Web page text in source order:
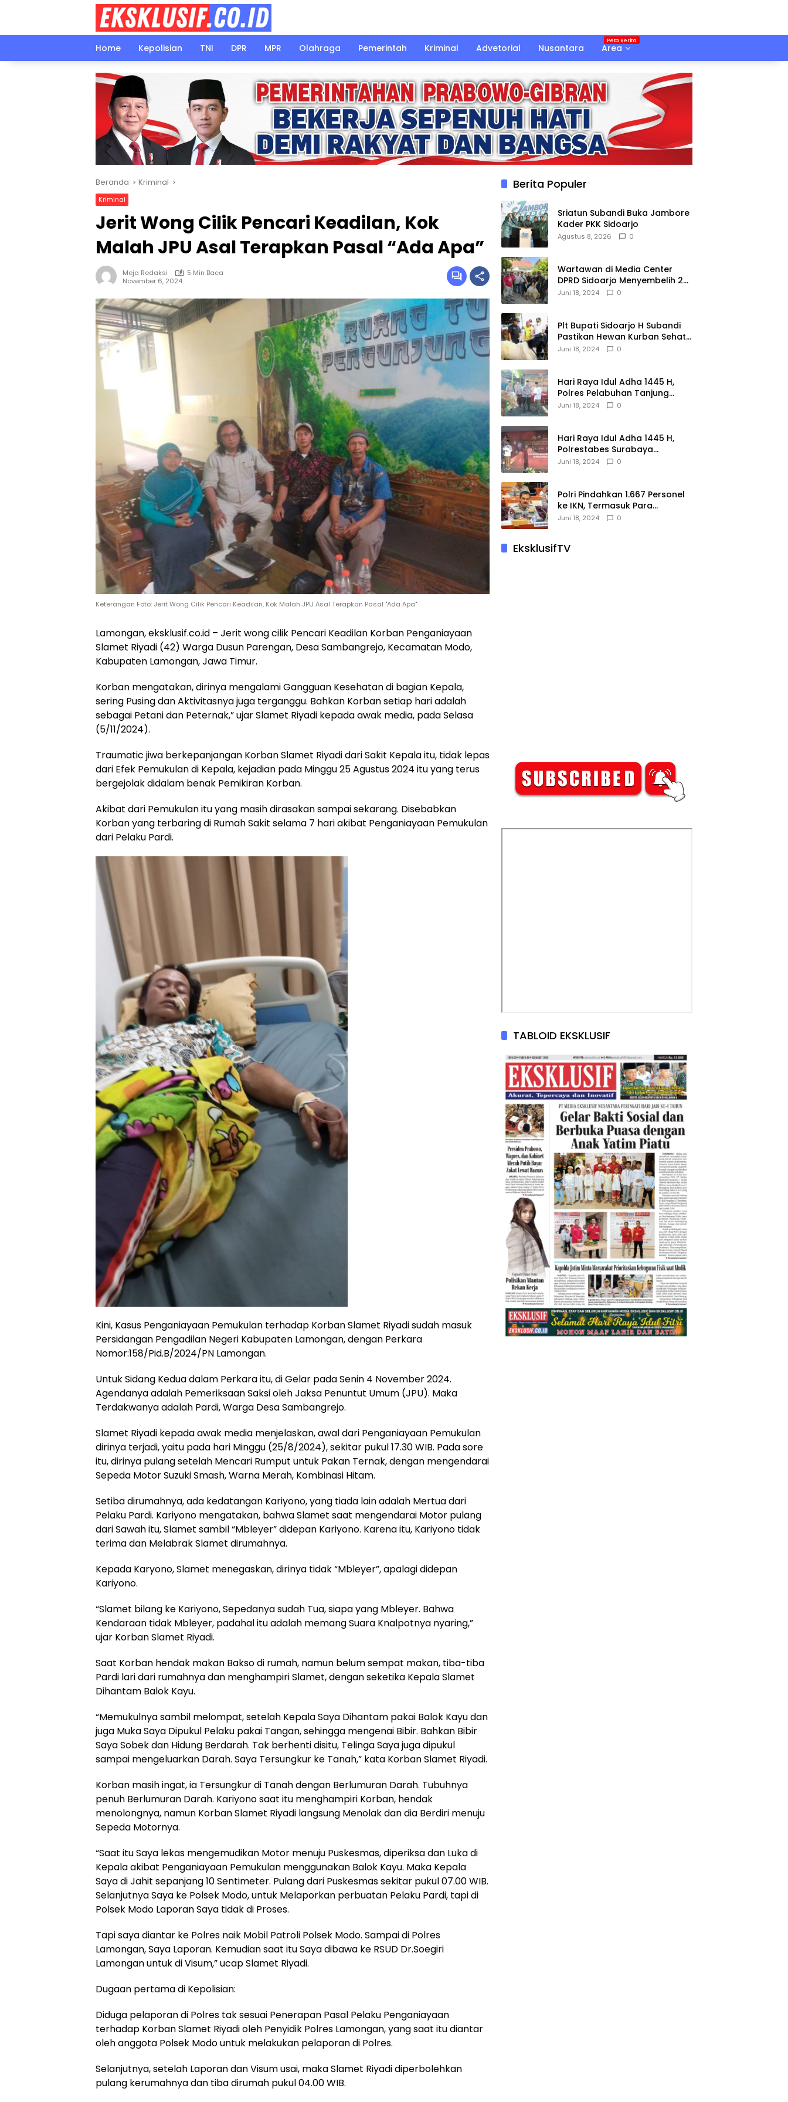
Home
Kepolisian TNI DPR MPR Olahraga Pemerintah Kriminal Advetorial Nusantara Area
Beranda Kriminal
Kriminal
Jerit Wong Cilik Pencari Keadilan, Kok
Malah JPU Asal Terapkan Pasal “Ada Apa”
Meja Redaksi
5 Min Baca
November 6, 2024
Keterangan Foto: Jerit Wong Cilik Pencari Keadilan, Kok Malah JPU Asal Terapkan Pasal "Ada Apa"
Lamongan, eksklusif.co.id – Jerit wong cilik Pencari Keadilan Korban Penganiayaan
Slamet Riyadi (42) Warga Dusun Parengan, Desa Sambangrejo, Kecamatan Modo,
Kabupaten Lamongan, Jawa Timur.
Korban mengatakan, dirinya mengalami Gangguan Kesehatan di bagian Kepala,
sering Pusing dan Aktivitasnya juga terganggu. Bahkan Korban setiap hari adalah
sebagai Petani dan Peternak,” ujar Slamet Riyadi kepada awak media, pada Selasa
(5/11/2024).
Traumatic jiwa berkepanjangan Korban Slamet Riyadi dari Sakit Kepala itu, tidak lepas
dari Efek Pemukulan di Kepala, kejadian pada Minggu 25 Agustus 2024 itu yang terus
bergejolak didalam benak Pemikiran Korban.
Akibat dari Pemukulan itu yang masih dirasakan sampai sekarang. Disebabkan
Korban yang terbaring di Rumah Sakit selama 7 hari akibat Penganiayaan Pemukulan
dari Pelaku Pardi.
Kini, Kasus Penganiayaan Pemukulan terhadap Korban Slamet Riyadi sudah masuk
Persidangan Pengadilan Negeri Kabupaten Lamongan, dengan Perkara
Nomor:158/Pid.B/2024/PN Lamongan.
Untuk Sidang Kedua dalam Perkara itu, di Gelar pada Senin 4 November 2024.
Agendanya adalah Pemeriksaan Saksi oleh Jaksa Penuntut Umum (JPU). Maka
Terdakwanya adalah Pardi, Warga Desa Sambangrejo.
Slamet Riyadi kepada awak media menjelaskan, awal dari Penganiayaan Pemukulan
dirinya terjadi, yaitu pada hari Minggu (25/8/2024), sekitar pukul 17.30 WIB. Pada sore
itu, dirinya pulang setelah Mencari Rumput untuk Pakan Ternak, dengan mengendarai
Sepeda Motor Suzuki Smash, Warna Merah, Kombinasi Hitam.
Setiba dirumahnya, ada kedatangan Kariyono, yang tiada lain adalah Mertua dari
Pelaku Pardi. Kariyono mengatakan, bahwa Slamet saat mengendarai Motor pulang
dari Sawah itu, Slamet sambil “Mbleyer” didepan Kariyono. Karena itu, Kariyono tidak
terima dan Melabrak Slamet dirumahnya.
Kepada Karyono, Slamet menegaskan, dirinya tidak “Mbleyer”, apalagi didepan
Kariyono.
“Slamet bilang ke Kariyono, Sepedanya sudah Tua, siapa yang Mbleyer. Bahwa
Kendaraan tidak Mbleyer, padahal itu adalah memang Suara Knalpotnya nyaring,”
ujar Korban Slamet Riyadi.
Saat Korban hendak makan Bakso di rumah, namun belum sempat makan, tiba-tiba
Pardi lari dari rumahnya dan menghampiri Slamet, dengan seketika Kepala Slamet
Dihantam Balok Kayu.
“Memukulnya sambil melompat, setelah Kepala Saya Dihantam pakai Balok Kayu dan
juga Muka Saya Dipukul Pelaku pakai Tangan, sehingga mengenai Bibir. Bahkan Bibir
Saya Sobek dan Hidung Berdarah. Tak berhenti disitu, Telinga Saya juga dipukul
sampai mengeluarkan Darah. Saya Tersungkur ke Tanah,” kata Korban Slamet Riyadi.
Korban masih ingat, ia Tersungkur di Tanah dengan Berlumuran Darah. Tubuhnya
penuh Berlumuran Darah. Kariyono saat itu menghampiri Korban, hendak
menolongnya, namun Korban Slamet Riyadi langsung Menolak dan dia Berdiri menuju
Sepeda Motornya.
“Saat itu Saya lekas mengemudikan Motor menuju Puskesmas, diperiksa dan Luka di
Kepala akibat Penganiayaan Pemukulan menggunakan Balok Kayu. Maka Kepala
Saya di Jahit sepanjang 10 Sentimeter. Pulang dari Puskesmas sekitar pukul 07.00 WIB.
Selanjutnya Saya ke Polsek Modo, untuk Melaporkan perbuatan Pelaku Pardi, tapi di
Polsek Modo Laporan Saya tidak di Proses.
Tapi saya diantar ke Polres naik Mobil Patroli Polsek Modo. Sampai di Polres
Lamongan, Saya Laporan. Kemudian saat itu Saya dibawa ke RSUD Dr.Soegiri
Lamongan untuk di Visum,” ucap Slamet Riyadi.
Dugaan pertama di Kepolisian:
Diduga pelaporan di Polres tak sesuai Penerapan Pasal Pelaku Penganiayaan
terhadap Korban Slamet Riyadi oleh Penyidik Polres Lamongan, yang saat itu diantar
oleh anggota Polsek Modo untuk melakukan pelaporan di Polres.
Selanjutnya, setelah Laporan dan Visum usai, maka Slamet Riyadi diperbolehkan
pulang kerumahnya dan tiba dirumah pukul 04.00 WIB.
Berita Populer
Sriatun Subandi Buka Jambore
Kader PKK Sidoarjo
Agustus 8, 2026 0
Wartawan di Media Center
DPRD Sidoarjo Menyembelih 2
Ekor Kambing
Juni 18, 2024 0
Plt Bupati Sidoarjo H Subandi
Pastikan Hewan Kurban Sehat
dan Aman
Juni 18, 2024 0
Hari Raya Idul Adha 1445 H,
Polres Pelabuhan Tanjung
Perak Salurkan 49 Hewan
Juni 18, 2024 0
Hari Raya Idul Adha 1445 H,
Polrestabes Surabaya
Menerima dan Menyalurkan
Juni 18, 2024 0
Polri Pindahkan 1.667 Personel
ke IKN, Termasuk Para
Jenderal.
Juni 18, 2024 0
EksklusifTV
TABLOID EKSKLUSIF